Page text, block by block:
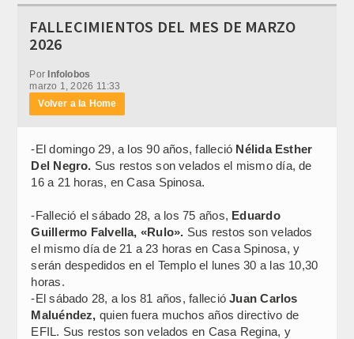
FALLECIMIENTOS DEL MES DE MARZO
2026
Por Infolobos
marzo 1, 2026 11:33
Volver a la Home
-El domingo 29, a los 90 años, falleció Nélida Esther
Del Negro. Sus restos son velados el mismo día, de
16 a 21 horas, en Casa Spinosa.
-Falleció el sábado 28, a los 75 años, Eduardo
Guillermo Falvella, «Rulo». Sus restos son velados
el mismo día de 21 a 23 horas en Casa Spinosa, y
serán despedidos en el Templo el lunes 30 a las 10,30
horas.
-El sábado 28, a los 81 años, fallecióJuan Carlos
Maluéndez, quien fuera muchos años directivo de
EFIL. Sus restos son velados en Casa Regina, y